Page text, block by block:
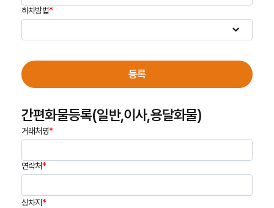
하차방법*
등록
간편화물등록(일반,이사,용달화물)
거래처명*
연락처*
상차지 *